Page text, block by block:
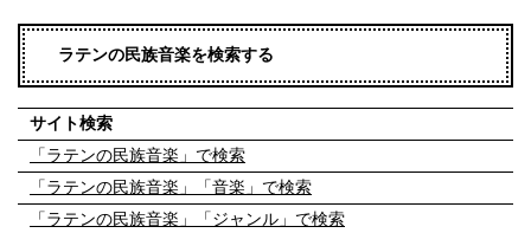
ラテンの民族音楽を検索する
サイト検索
「ラテンの民族音楽」で検索
「ラテンの民族音楽」「音楽」で検索
「ラテンの民族音楽」「ジャンル」で検索